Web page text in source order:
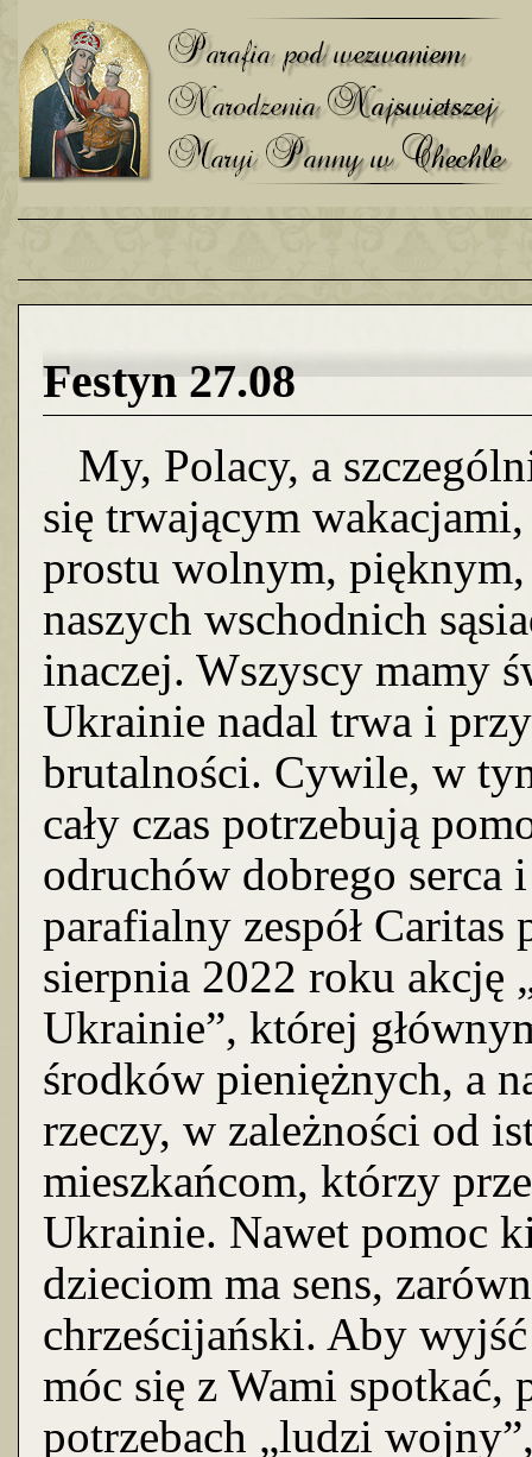
Festyn 27.08
My, Polacy, a
się trwającym
prostu wolnym,
naszych wschodnich
inaczej. Wszyscy mamy
Ukrainie nadal trwa i
brutalności. Cywile, w
cały czas potrzebują
odruchów dobrego serca
parafialny zespół
sierpnia 2022 roku akcję
Ukrainie”, której
środków pieniężnych, a
rzeczy, w zależności od
mieszkańcom, którzy
Ukrainie. Nawet pomoc
dzieciom ma sens,
chrześcijański. Aby
móc się z Wami spotkać,
potrzebach „ludzi